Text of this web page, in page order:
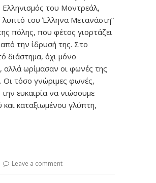
Ελληνισμός του Μοντρεάλ,
του Έλληνα Μετανάστη”
πόλης, που φέτος γιορτάζει
την ίδρυσή της. Στο
διάστημα, όχι μόνο
αλλά ωρίμασαν οι φωνές της
Οι τόσο γνώριμες φωνές,
ευκαιρία να νιώσουμε
καταξιωμένου γλύπτη,
Leave a comment